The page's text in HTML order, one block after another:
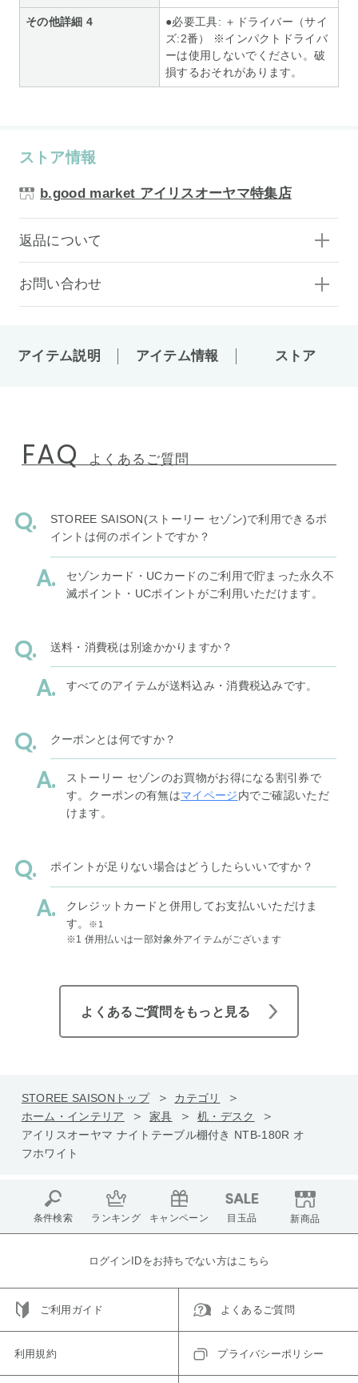
その他詳細 4
●必要工具: ＋ドライバー（サイ
ズ:2番） ※インパクトドライバ
ーは使用しないでください。破
損するおそれがあります。
ストア情報
b.good market アイリスオーヤマ特集店
返品について
お問い合わせ
アイテム説明 アイテム情報 ストア
FAQ よくあるご質問
STOREE SAISON(ストーリー セゾン)で利用できるポ
イントは何のポイントですか？
セゾンカード・UCカードのご利用で貯まった永久不
滅ポイント・UCポイントがご利用いただけます。
送料・消費税は別途かかりますか？
すべてのアイテムが送料込み・消費税込みです。
クーポンとは何ですか？
ストーリー セゾンのお買物がお得になる割引券で
す。クーポンの有無はマイページ内でご確認いただ
けます。
ポイントが足りない場合はどうしたらいいですか？
クレジットカードと併用してお支払いいただけま
す。
※1
※1 併用払いは一部対象外アイテムがございます
よくあるご質問をもっと見る
STOREE SAISONトップ
カテゴリ
ホーム・インテリア
家具
机・デスク
アイリスオーヤマ ナイトテーブル棚付き NTB-180R オ
フホワイト
条件検索 ランキング キャンペーン 目玉品 新商品
ログインIDをお持ちでない方はこちら
ご利用ガイド よくあるご質問
利用規約 プライバシーポリシー